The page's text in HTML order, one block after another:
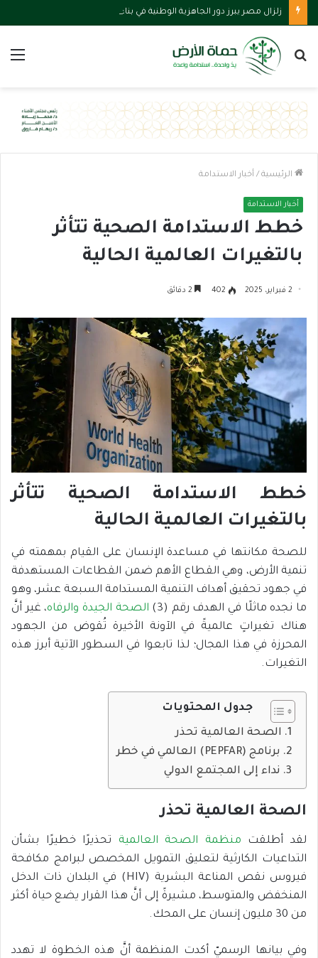
زلزال مصر يبرز دور الجاهزية الوطنية في بناء مدن أكثر أمانًا واستدامة
بحث
الرئيسية / أخبار الاستدامة
أخبار الاستدامة
خطط الاستدامة الصحية تتأثر
بالتغيرات العالمية الحالية
2 فبراير، 2025 402
خطط الاستدامة الصحية تتأثر
بالتغيرات العالمية الحالية
للصحة مكانتها في مساعدة الإنسان على القيام بمهمته في
تنمية الأرض، وهي القطاع الأهم ضمن القطاعات المستهدفة
في جهود تحقيق أهداف التنمية المستدامة السبعة عشر، وهو
ما نجده ماثلًا في الهدف رقم (3)
الصحة الجيدة والرفاه، غير أنَّ
هناك تغيراتٍ عالميةً في الآونة الأخيرة تُقوض من الجهود
المحرزة في هذا المجال؛ لذا تابعوا في السطور الآتية أبرز هذه
التغيرات.
جدول المحتويات
الصحة العالمية تحذر
برنامج (PEPFAR) العالمي في خطر
نداء إلى المجتمع الدولي
الصحة العالمية تحذر
لقد أطلقت منظمة الصحة العالمية تحذيرًا خطيرًا بشأن
التداعيات الكارثية لتعليق التمويل المخصص لبرامج مكافحة
فيروس نقص المناعة البشرية (HIV) في البلدان ذات الدخل
المنخفض والمتوسط، مشيرةً إلى أنَّ هذا القرار يضع حياة أكثر
من 30 مليون إنسان على المحك.
وفي بيانها الرسميّ أكدت المنظمة أنَّ هذه الخطوة لا تهدد